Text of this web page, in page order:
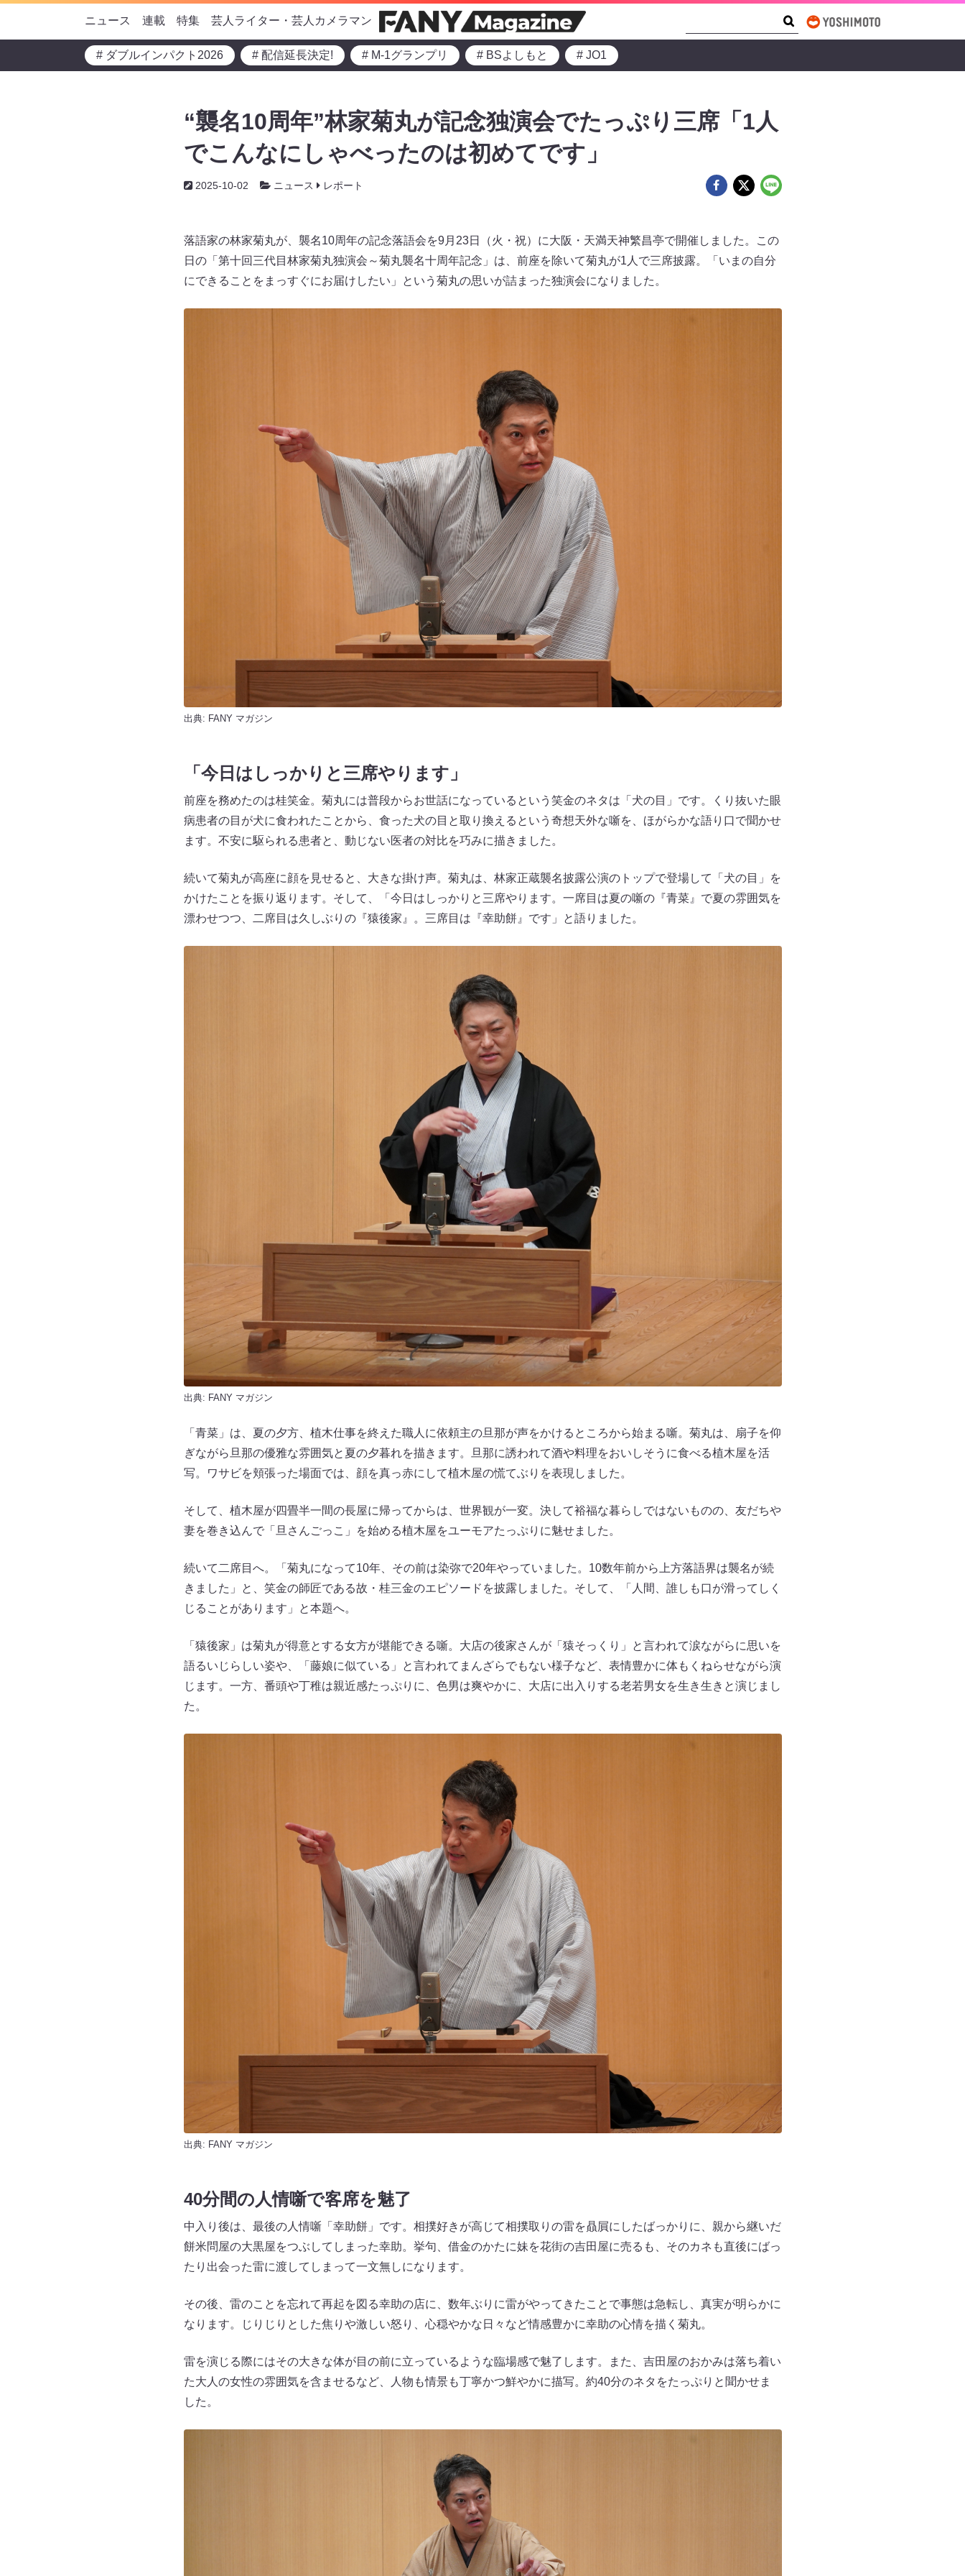
ニュース 連載 特集 芸人ライター・芸人カメラマン
# ダブルインパクト2026 # 配信延長決定! # M-1グランプリ # BSよしもと # JO1
“襲名10周年”林家菊丸が記念独演会でたっぷり三席「1人
でこんなにしゃべったのは初めてです」
2025-10-02 ニュース レポート
落語家の林家菊丸が、襲名10周年の記念落語会を9月23日（火・祝）に大阪・天満天神繁昌亭で開催しました。この
日の「第十回三代目林家菊丸独演会～菊丸襲名十周年記念」は、前座を除いて菊丸が1人で三席披露。「いまの自分
にできることをまっすぐにお届けしたい」という菊丸の思いが詰まった独演会になりました。
出典: FANY マガジン
「今日はしっかりと三席やります」
前座を務めたのは桂笑金。菊丸には普段からお世話になっているという笑金のネタは「犬の目」です。くり抜いた眼
病患者の目が犬に食われたことから、食った犬の目と取り換えるという奇想天外な噺を、ほがらかな語り口で聞かせ
ます。不安に駆られる患者と、動じない医者の対比を巧みに描きました。
続いて菊丸が高座に顔を見せると、大きな掛け声。菊丸は、林家正蔵襲名披露公演のトップで登場して「犬の目」を
かけたことを振り返ります。そして、「今日はしっかりと三席やります。一席目は夏の噺の『青菜』で夏の雰囲気を
漂わせつつ、二席目は久しぶりの『猿後家』。三席目は『幸助餅』です」と語りました。
出典: FANY マガジン
「青菜」は、夏の夕方、植木仕事を終えた職人に依頼主の旦那が声をかけるところから始まる噺。菊丸は、扇子を仰
ぎながら旦那の優雅な雰囲気と夏の夕暮れを描きます。旦那に誘われて酒や料理をおいしそうに食べる植木屋を活
写。ワサビを頬張った場面では、顔を真っ赤にして植木屋の慌てぶりを表現しました。
そして、植木屋が四畳半一間の長屋に帰ってからは、世界観が一変。決して裕福な暮らしではないものの、友だちや
妻を巻き込んで「旦さんごっこ」を始める植木屋をユーモアたっぷりに魅せました。
続いて二席目へ。「菊丸になって10年、その前は染弥で20年やっていました。10数年前から上方落語界は襲名が続
きました」と、笑金の師匠である故・桂三金のエピソードを披露しました。そして、「人間、誰しも口が滑ってしく
じることがあります」と本題へ。
「猿後家」は菊丸が得意とする女方が堪能できる噺。大店の後家さんが「猿そっくり」と言われて涙ながらに思いを
語るいじらしい姿や、「藤娘に似ている」と言われてまんざらでもない様子など、表情豊かに体もくねらせながら演
じます。一方、番頭や丁稚は親近感たっぷりに、色男は爽やかに、大店に出入りする老若男女を生き生きと演じまし
た。
出典: FANY マガジン
40分間の人情噺で客席を魅了
中入り後は、最後の人情噺「幸助餅」です。相撲好きが高じて相撲取りの雷を贔屓にしたばっかりに、親から継いだ
餅米問屋の大黒屋をつぶしてしまった幸助。挙句、借金のかたに妹を花街の吉田屋に売るも、そのカネも直後にばっ
たり出会った雷に渡してしまって一文無しになります。
その後、雷のことを忘れて再起を図る幸助の店に、数年ぶりに雷がやってきたことで事態は急転し、真実が明らかに
なります。じりじりとした焦りや激しい怒り、心穏やかな日々など情感豊かに幸助の心情を描く菊丸。
雷を演じる際にはその大きな体が目の前に立っているような臨場感で魅了します。また、吉田屋のおかみは落ち着い
た大人の女性の雰囲気を含ませるなど、人物も情景も丁寧かつ鮮やかに描写。約40分のネタをたっぷりと聞かせま
した。